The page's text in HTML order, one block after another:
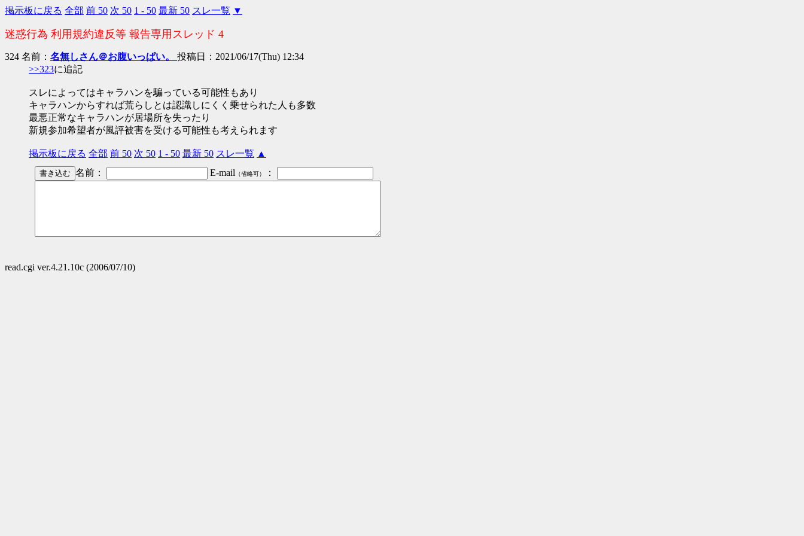
掲示板に戻る 全部 前 50 次 50 1 - 50 最新 50 スレ一覧 ▼
迷惑行為 利用規約違反等 報告専用スレッド 4
324 名前： 名無しさん＠お腹いっぱい。 投稿日：2021/06/17(Thu) 12:34
>>323に追記
スレによってはキャラハンを騙っている可能性もあり
キャラハンからすれば荒らしとは認識しにくく乗せられた人も多数
最悪正常なキャラハンが居場所を失ったり
新規参加希望者が風評被害を受ける可能性も考えられます
掲示板に戻る 全部 前 50 次 50 1 - 50 最新 50 スレ一覧 ▲
名前：
E-mail （省略可） ：
read.cgi ver.4.21.10c (2006/07/10)